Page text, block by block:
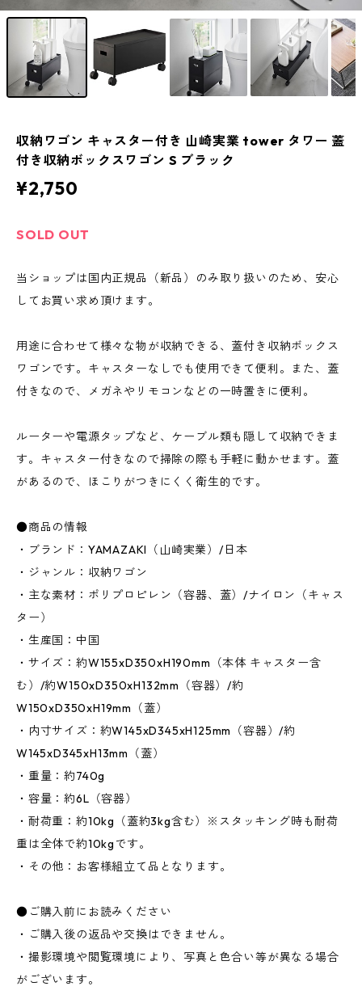
収納ワゴン キャスター付き 山崎実業 tower タワー 蓋
付き収納ボックスワゴン S ブラック
¥2,750
SOLD OUT
当ショップは国内正規品（新品）のみ取り扱いのため、安心
してお買い求め頂けます。
用途に合わせて様々な物が収納できる、蓋付き収納ボックス
ワゴンです。キャスターなしでも使用できて便利。また、蓋
付きなので、メガネやリモコンなどの一時置きに便利。
ルーターや電源タップなど、ケーブル類も隠して収納できま
す。キャスター付きなので掃除の際も手軽に動かせます。蓋
があるので、ほこりがつきにくく衛生的です。
●商品の情報
・ブランド：YAMAZAKI（山崎実業）/日本
・ジャンル：収納ワゴン
・主な素材：ポリプロピレン（容器、蓋）/ナイロン（キャス
ター）
・生産国：中国
・サイズ：約W155xD350xH190mm（本体 キャスター含
む）/約W150xD350xH132mm（容器）/約
W150xD350xH19mm（蓋）
・内寸サイズ：約W145xD345xH125mm（容器）/約
W145xD345xH13mm（蓋）
・重量：約740g
・容量：約6L（容器）
・耐荷重：約10kg（蓋約3kg含む）※スタッキング時も耐荷
重は全体で約10kgです。
・その他：お客様組立て品となります。
●ご購入前にお読みください
・ご購入後の返品や交換はできません。
・撮影環境や閲覧環境により、写真と色合い等が異なる場合
がございます。